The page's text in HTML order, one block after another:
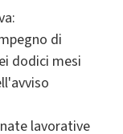
:
di
dodici mesi
lavorative